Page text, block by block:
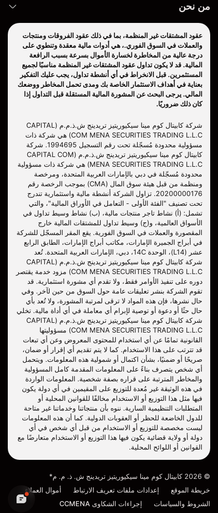
من نحن
عقود المشتقات غير المنظمة، بما في ذلك عقود الفروقات ومنتجات
والعملات في السوق الفوري.، هي أدوات مالية معقدة وتنطوي على
درجة عالية من المخاطرة لخسارة الأموال بسرعة بسبب الرافعة
المالية. قد لا يكون تداول عقود المشتقات غير المنظمة مناسبًا لجميع
المستثمرين. قبل الانخراط في أي أنشطة تداول، يجب عليك التفكير
بعناية في أهداف الاستثمار الخاصة بك ومدى تحمل المخاطر ووضعك
المالي. يرجى البحث عن المشورة المالية المستقلة قبل التداول إذا
كان ذلك ضروريًا.
شركة كابيتال كوم مينا سيكيوريتيز تريدينج ش.ذ.م.م (CAPITAL
COM MENA SECURITIES TRADING L.L.C) هي شركة ذات
مسؤولية محدودة مُسجّلة تحت رقم التسجيل 1994695. شركة
كابيتال كوم مينا سيكيوريتيز تريدينج ش.ذ.م.م (CAPITAL COM
MENA SECURITIES TRADING L.L.C) هي شركة ذات مسؤولية
محدودة مُسجّلة في دبي بالإمارات العربية المتحدة، ومرخصة
ومنظمة من قبل هيئة سوق المال (CMA) بموجب الرخصة رقم
20200000176. تزاول الشركة أنشطة مالية واستثمارية تندرج
تحت تصنيف "الفئة الأولى - التعامل في الأوراق المالية"، والتي
تشمل: (أ) نشاط تاجر منتجات مالية، (ب) نشاط وسيط تداول في
الأسواق العالمية، و(ج) وسيط تداول للمشتقات المالية خارج
المقصورة والعملات في السوق الفورية. يقع المقر المسجّل للشركة
في أبراج الجميرة الإمارات، مكاتب أبراج الإمارات، الطابق الرابع
عشر (L14)، الوحدة 14C، دبي، الإمارات العربية المتحدة. تُعد
شركة كابيتال كوم مينا سيكيوريتيز تريدينج ش.ذ.م.م (CAPITAL
COM MENA SECURITIES TRADING L.L.C) مزود خدمة يقتصر
دوره على تنفيذ الأوامر فقط، ولا تقدم أي مشورة استثمارية. قد
تقوم الشركة بنشر تعليقات عامة حول السوق من حين لآخر. وفي
حال نشرها، فإن هذه المواد لا ترقى لمرتبة المشورة، ولا تُعد بأي
حال حثًا أو دعوة أو توصية لإبرام أي معاملة في أي أداة مالية. تخلي
شركة كابيتال كوم مينا سيكيوريتيز تريدينج ش.ذ.م.م (CAPITAL
COM MENA SECURITIES TRADING L.L.C) مسؤوليتها
القانونية تمامًا عن أي استخدام للمحتوى المعروض وعن أي تبعات
قد تترتب على هذا الاستخدام. كما لا يتم تقديم أي إقرار أو ضمان،
صريحًا أو ضمنيًا، بشأن اكتمال أو شمولية هذه المعلومات. ويتحمل
أي شخص يتصرف بناءً على المعلومات المقدمة كامل المسؤولية
والمخاطر المترتبة على قراره بصفة شخصية. المعلومات الواردة
في هذه الوثيقة غير مُعدة للتوزيع على المقيمين في أي دولة يكون
فيها مثل هذا التوزيع أو الاستخدام مخالفًا للقوانين المحلية أو
المتطلبات التنظيمية السارية. ننوه بأن منتجاتنا وخدماتنا غير متاحة
للدول الخاضعة للحظر أو العقوبات الدولية. كما أن هذه المعلومات
ليست مخصصة للتوزيع أو الاستخدام من قبل أي شخص في أي
دولة أو ولاية قضائية يكون فيها هذا التوزيع أو الاستخدام متعارضًا مع
القوانين أو اللوائح المحلية.
©
2026 كابيتال كوم مينا سيكيوريتيز تريدينج ش. ذ. م. م*
خريطة الموقع
إعدادات ملفات تعريف الارتباط
أموال العملاء
الشروط والسياسات
إجراءات الشكاوى CCMENA